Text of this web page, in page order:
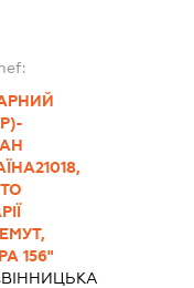
156"
ВІННИЦЬКА